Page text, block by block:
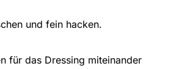
und fein hacken.
für das Dressing miteinander